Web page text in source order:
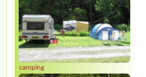
camping